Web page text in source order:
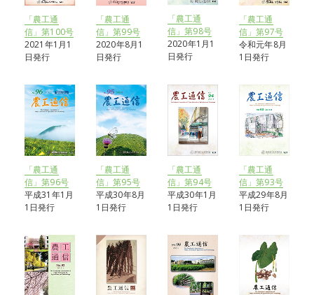
「農工通
信」第100号
2021年1月1
日発行
「農工通
信」第99号
2020年8月1
日発行
「農工通
信」第98号
2020年1月1
日発行
「農工通
信」第97号
令和元年8月
1日発行
「農工通
信」第96号
平成31年1月
1日発行
「農工通
信」第95号
平成30年8月
1日発行
「農工通
信」第94号
平成30年1月
1日発行
「農工通
信」第93号
平成29年8月
1日発行